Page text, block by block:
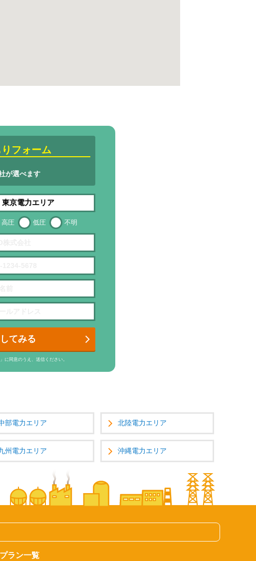
フォーム
が選べます
高圧 低圧 不明
てみる
」に同意のうえ、送信ください。
部電力エリア 北陸電力エリア
州電力エリア 沖縄電力エリア
ラン一覧